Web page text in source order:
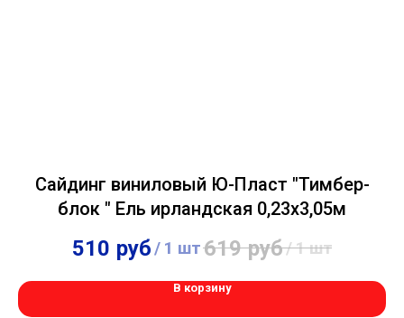
Сайдинг виниловый Ю-Пласт "Тимбер-
блок " Ель ирландская 0,23х3,05м
510 руб/ 1 шт619 руб/1 шт
В корзину